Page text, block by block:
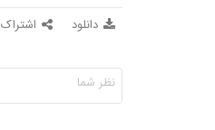
دانلود اشتراک